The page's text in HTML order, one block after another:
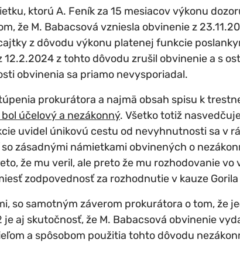
ktorú A. Feník za 15 mesiacov výkonu
že M. Babacsová vzniesla obvinenie z
z dôvodu výkonu platenej funkcie
12.2.2024 z tohto dôvodu zrušil obvinenie a s
obvinenia sa priamo nevysporiadal.
prokurátora a najmä obsah spisu k
účelový a nezákonný. Všetko totiž
uvidel únikovú cestu od nevyhnutnosti sa v
zásadnými námietkami obvinených o
že mu veril, ale preto že mu rozhodovanie
zodpovednosť za rozhodnutie v kauze
so samotným záverom prokurátora o tom, že
je aj skutočnosť, že M. Babacsová obvinenie
a spôsobom použitia tohto dôvodu